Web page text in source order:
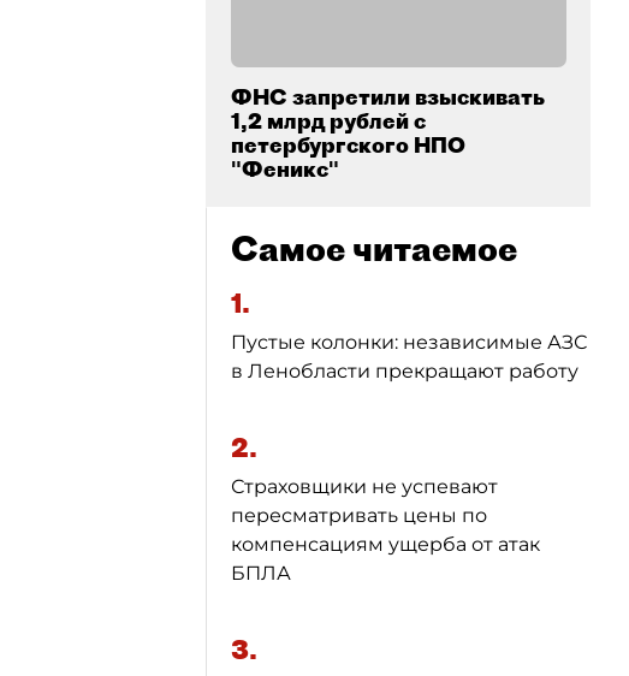
ФНС запретили взыскивать
1,2 млрд рублей с
петербургского НПО
"Феникс"
Самое читаемое
1.
Пустые колонки: независимые АЗС
в Ленобласти прекращают работу
2.
Страховщики не успевают
пересматривать цены по
компенсациям ущерба от атак
БПЛА
3.